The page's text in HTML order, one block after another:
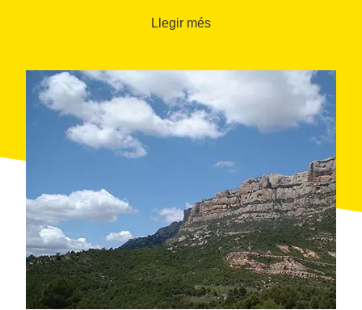
exportades , sobretot als Estats Units.
modern cellersituat a peu de carretera, a l'entrada
del poble, davant de la cooperativa. A més, ofereixen
altres opcions que inclouen un aperitiu, menú
maridatge, una nit en una casa rural o una excursió a
peu pels voltants del poble.
Llegir més